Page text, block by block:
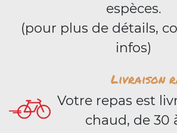
espèces.
(pour plus de détails,
infos)
Livraison
Votre repas est
chaud, de 30